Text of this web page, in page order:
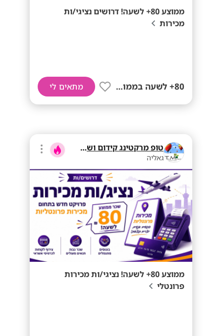
ממוצע 80+ לשעה! דרושים נציגי/ות
מכירות
80+ לשעה בממוצע מתאים לי
טופ מרקטינג קידום ושיווק בע"מ
גאליה
ממוצע 80+ לשעה! נציגי/ות מכירות
פרונטלי